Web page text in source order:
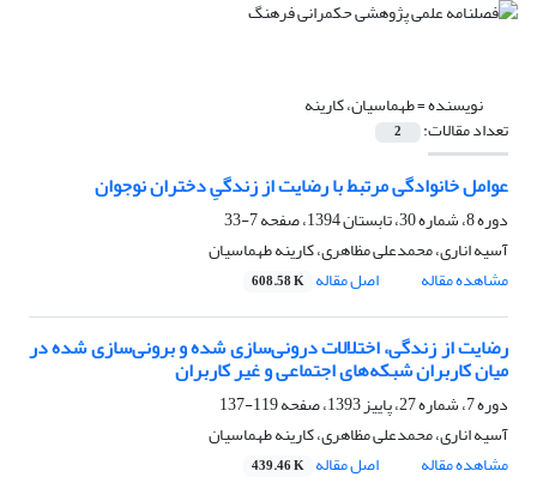
نویسنده =طهماسیان، کارینه
تعداد مقالات: 2
عوامل خانوادگی مرتبط با رضایت از زندگیِ دختران نوجوان
دوره 8، شماره 30، تابستان 1394، صفحه
7-33
آسیه اناری، محمدعلی مظاهری، کارینه طهماسیان
مشاهده مقاله
اصل مقاله 608.58 K
رضایت از زندگی، اختلالات درونی‌سازی شده و برونی‌سازی شده در
میان کاربران شبکه‌های اجتماعی و غیر کاربران
دوره 7، شماره 27، پاییز 1393، صفحه
119-137
آسیه اناری، محمدعلی مظاهری، کارینه طهماسیان
مشاهده مقاله
اصل مقاله 439.46 K